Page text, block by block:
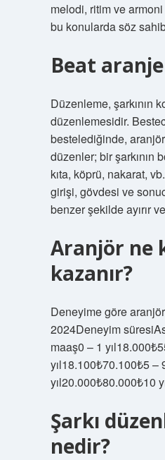
melodi, ritim ve
bu konularda söz
Beat
Düzenleme, şarkının
düzenlemesidir.
bestelediğinde,
düzenler; bir şarkının
kıta, köprü, nakarat,
girişi, gövdesi ve
benzer şekilde ayırır
Aranjör ne
kazanır?
Deneyime göre
2024Deneyim
maaş0 – 1
yıl18.100₺70.100₺5 –
yıl20.000₺80.000₺10
Şarkı
nedir?